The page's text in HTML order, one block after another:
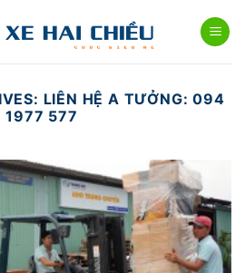
LIÊN HỆ A TƯỞNG: 094
1977 577